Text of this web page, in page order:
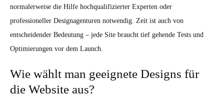
normalerweise die Hilfe hochqualifizierter Experten oder
professioneller Designagenturen notwendig. Zeit ist auch von
entscheidender Bedeutung – jede Site braucht tief gehende Tests und
Optimierungen vor dem Launch.
Wie wählt man geeignete Designs für
die Website aus?